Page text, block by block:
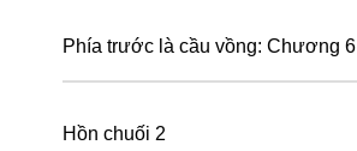
Phía trước là cầu vồng: Chương 6
Hồn chuối 2